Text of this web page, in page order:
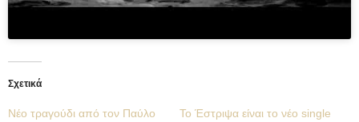
Σχετικά
Νέο τραγούδι από τον Παύλο
Το Έστριψα είναι το νέο single